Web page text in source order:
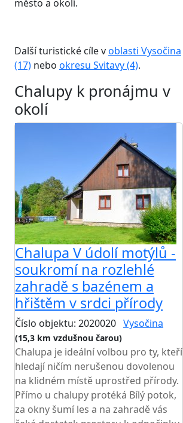
město a okolí.
Další turistické cíle voblasti Vysočina
(17) nebo okresu Svitavy (4).
Chalupy k pronájmu v
okolí
Chalupa V údolí motýlů -
soukromí na rozlehlé
zahradě s bazénem a
hřištěm v srdci přírody
Číslo objektu: 2020020 Vysočina
(15,3 km vzdušnou čarou)
Chalupa je ideální volbou pro ty, kteří
hledají ničím nerušenou dovolenou
na klidném místě uprostřed přírody.
Přímo u chalupy protéká Bílý potok,
za okny šumí les a na zahradě vás